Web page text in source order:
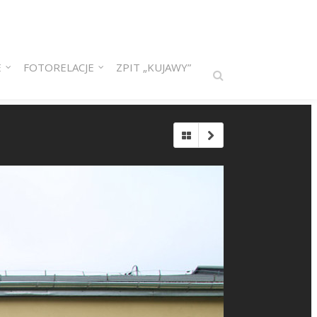
FOTORELACJE ZPIT „KUJAWY”